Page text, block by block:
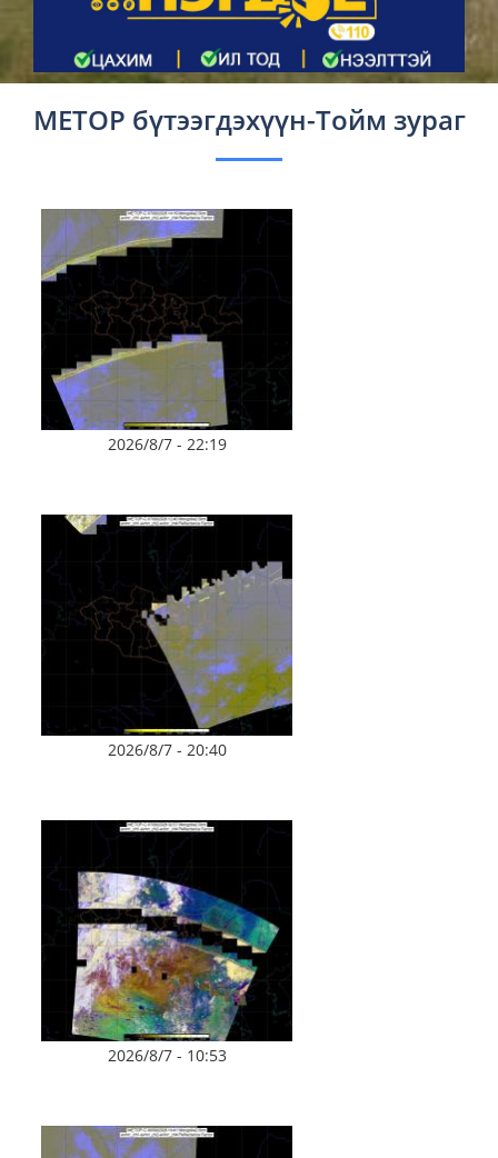
METOP бүтээгдэхүүн-Тойм зураг
2026/8/7 - 22:19
2026/8/7 - 20:40
2026/8/7 - 10:53